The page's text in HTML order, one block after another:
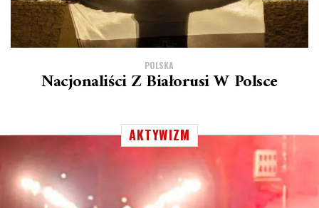
POLSKA
Nacjonaliści Z Białorusi W Polsce
AKTYWIZM